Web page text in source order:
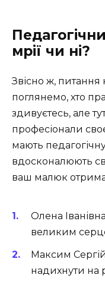
мрії чи ні?
Звісно ж, питання
поглянемо, хто
здивуєтесь, але
професіонали
мають
вдосконалюють
ваш малюк
Олена
великим
Максим
надихнути на